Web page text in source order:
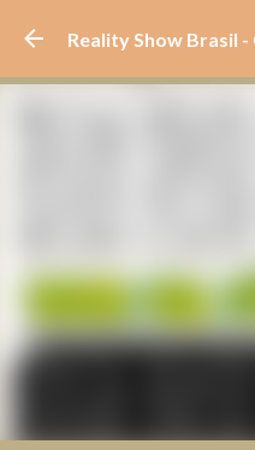
Pular para o
Reality Show Brasil